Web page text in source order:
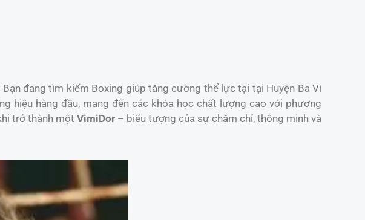
đang tìm kiếm Boxing giúp tăng cường thể lực tại tại Huyện Ba Vì
hiệu hàng đầu, mang đến các khóa học chất lượng cao với phương
trở thành một VimiDor– biểu tượng của sự chăm chỉ, thông minh và